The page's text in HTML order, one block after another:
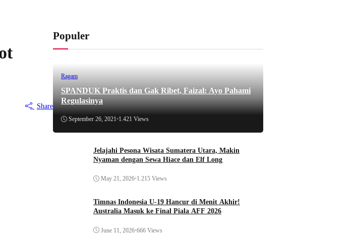
Share
Populer
Ragam
SPANDUK Praktis dan Gak Ribet, Faizal: Ayo Pahami
Regulasinya
September 26, 2021•1.421 Views
Jelajahi Pesona Wisata Sumatera Utara, Makin
Nyaman dengan Sewa Hiace dan Elf Long
May 21, 2026•1.215 Views
Timnas Indonesia U-19 Hancur di Menit Akhir!
Australia Masuk ke Final Piala AFF 2026
June 11, 2026•666 Views